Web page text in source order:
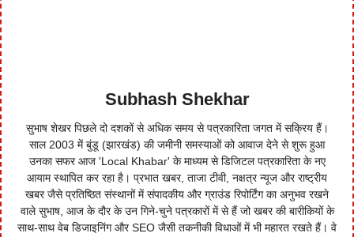
Subhash Shekhar
सुभाष शेखर पिछले दो दशकों से अधिक समय से पत्रकारिता जगत में सक्रिय हैं।
साल 2003 में बुंडू (झारखंड) की जमीनी समस्याओं को आवाज देने से शुरू हुआ
उनका सफर आज 'Local Khabar' के माध्यम से डिजिटल पत्रकारिता के नए
आयाम स्थापित कर रहा है। प्रभात खबर, ताजा टीवी, नक्षत्र न्यूज और राष्ट्रीय
खबर जैसे प्रतिष्ठित संस्थानों में संपादकीय और ग्राउंड रिपोर्टिंग का अनुभव रखने
वाले सुभाष, आज के दौर के उन गिने-चुने पत्रकारों में से हैं जो खबर की बारीकियों के
साथ-साथ वेब डिजाइनिंग और SEO जैसी तकनीकी विधाओं में भी महारत रखते हैं। वे